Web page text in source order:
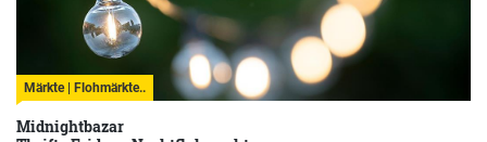
Märkte | Flohmärkte..
Midnightbazar